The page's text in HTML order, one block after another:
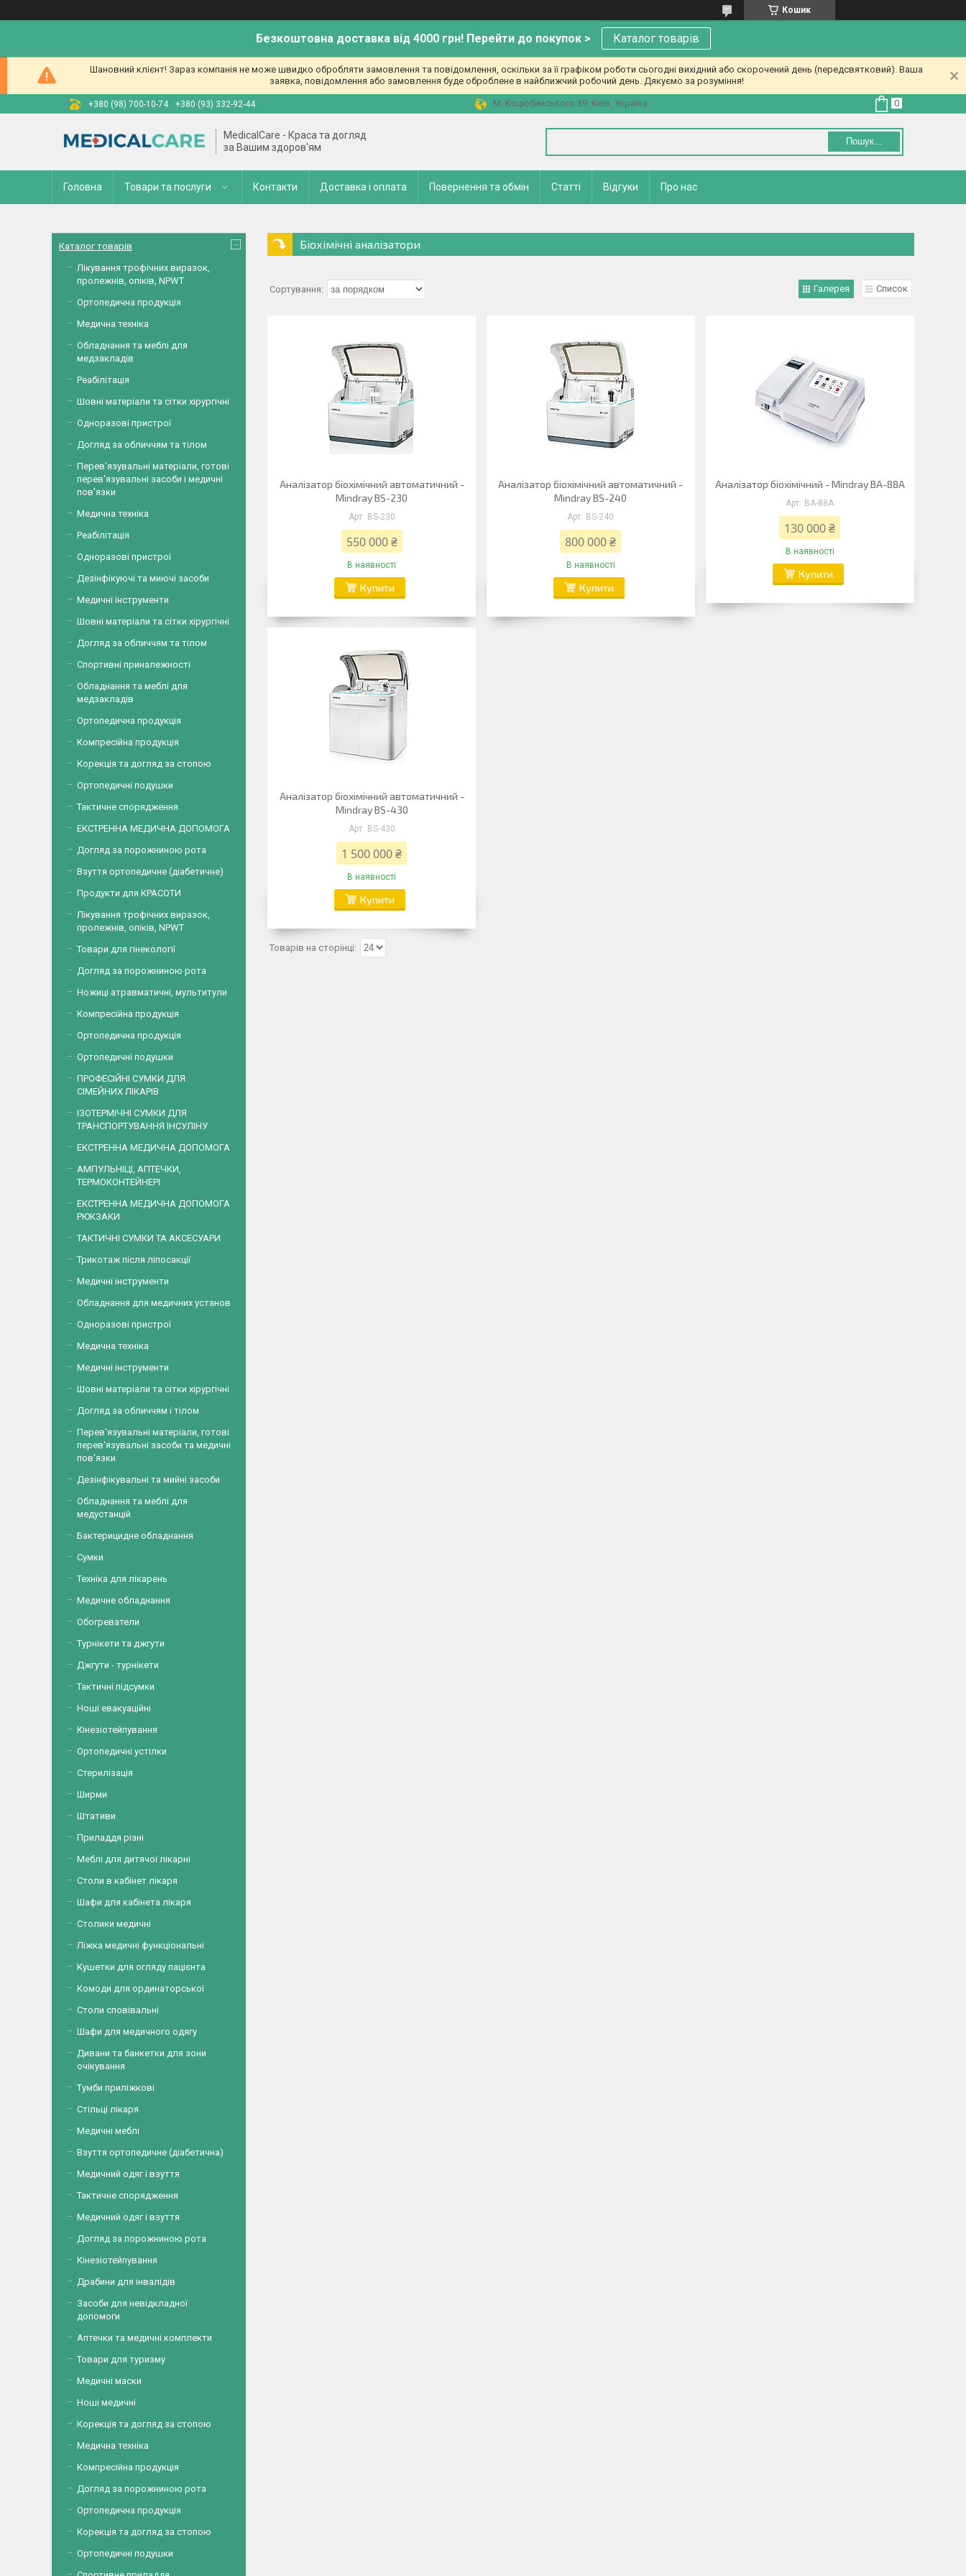
Кошик
Безкоштовна доставка від 4000 грн! Перейти до покупок > Каталог товарів
Шановний клієнт! Зараз компанія не може швидко обробляти замовлення та повідомлення, оскільки за її графіком роботи сьогодні вихідний або скорочений день (передсвятковий). Ваша
заявка, повідомлення або замовлення буде оброблене в найближчий робочий день. Дякуємо за розуміння!
+380 (98) 700-10-74 +380 (93) 332-92-44 М. Коцюбинського 39, Київ, Україна
MedicalCare - Краса та догляд
за Вашим здоров'ям
Пошук...
Головна Товари та послуги Контакти Доставка і оплата Повернення та обмін Статті Відгуки Про нас
Біохімічні аналізатори
Галерея Список
Аналізатор біохімічний автоматичний -
Mindray BS-230
BS-230
550 000 ₴
В наявності
Купити
Аналізатор біохімічний автоматичний -
Mindray BS-240
BS-240
800 000 ₴
В наявності
Купити
Аналізатор біохімічний - Mindray BA-88A
BA-88A
130 000 ₴
В наявності
Купити
Аналізатор біохімічний автоматичний -
Mindray BS-430
BS-430
1 500 000 ₴
В наявності
Купити
Каталог товарів
Лікування трофічних виразок,
пролежнів, опіків, NPWT
Ортопедична продукція
Медична техніка
Обладнання та меблі для
медзакладів
Реабілітація
Шовні матеріали та сітки хірургічні
Одноразові пристрої
Догляд за обличчям та тілом
Перев'язувальні матеріали, готові
перев'язувальні засоби і медичні
пов'язки
Медична техніка
Реабілітація
Одноразові пристрої
Дезінфікуючі та миючі засоби
Медичні інструменти
Шовні матеріали та сітки хірургічні
Догляд за обличчям та тілом
Спортивні приналежності
Обладнання та меблі для
медзакладів
Ортопедична продукція
Компресійна продукція
Корекція та догляд за стопою
Ортопедичні подушки
Тактичне спорядження
ЕКСТРЕННА МЕДИЧНА ДОПОМОГА
Догляд за порожниною рота
Взуття ортопедичне (діабетичне)
Продукти для КРАСОТИ
Лікування трофічних виразок,
пролежнів, опіків, NPWT
Товари для гінекології
Догляд за порожниною рота
Ножиці атравматичні, мультитули
Компресійна продукція
Ортопедична продукція
Ортопедичні подушки
ПРОФЕСІЙНІ СУМКИ ДЛЯ
СІМЕЙНИХ ЛІКАРІВ
ІЗОТЕРМІЧНІ СУМКИ ДЛЯ
ТРАНСПОРТУВАННЯ ІНСУЛІНУ
ЕКСТРЕННА МЕДИЧНА ДОПОМОГА
АМПУЛЬНІЦІ, АПТЕЧКИ,
ТЕРМОКОНТЕЙНЕРІ
ЕКСТРЕННА МЕДИЧНА ДОПОМОГА
РЮКЗАКИ
ТАКТИЧНІ СУМКИ ТА АКСЕСУАРИ
Трикотаж після ліпосакції
Медичні інструменти
Обладнання для медичних установ
Одноразові пристрої
Медична техніка
Медичні інструменти
Шовні матеріали та сітки хірургічні
Догляд за обличчям і тілом
Перев'язувальні матеріали, готові
перев'язувальні засоби та медичні
пов'язки
Дезінфікувальні та мийні засоби
Обладнання та меблі для
медустанцій
Бактерицидне обладнання
Сумки
Техніка для лікарень
Медичне обладнання
Обогреватели
Турнікети та джгути
Джгути - турнікети
Тактичні підсумки
Ноші евакуаційні
Кінезіотейпування
Ортопедичні устілки
Стерилізація
Ширми
Штативи
Приладдя різні
Меблі для дитячої лікарні
Столи в кабінет лікаря
Шафи для кабінета лікаря
Столики медичні
Ліжка медичні функціональні
Кушетки для огляду пацієнта
Комоди для ординаторської
Столи сповівальні
Шафи для медичного одягу
Дивани та банкетки для зони
очікування
Тумби приліжкові
Стільці лікаря
Медичні меблі
Взуття ортопедичне (діабетична)
Медичний одяг і взуття
Тактичне спорядження
Медичний одяг і взуття
Догляд за порожниною рота
Кінезіотейпування
Драбини для інвалідів
Засоби для невідкладної
допомоги
Аптечки та медичні комплекти
Товари для туризму
Медичні маски
Ноші медичні
Корекція та догляд за стопою
Медична техніка
Компресійна продукція
Догляд за порожниною рота
Ортопедична продукція
Корекція та догляд за стопою
Ортопедичні подушки